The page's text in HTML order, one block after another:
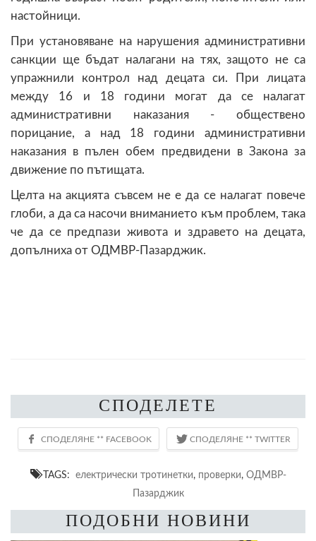
настойници.
При установяване на нарушения административни
санкции ще бъдат налагани на тях, защото не са
упражнили контрол над децата си. При лицата
между 16 и 18 години могат да се налагат
административни наказания - обществено
порицание, а над 18 години административни
наказания в пълен обем предвидени в Закона за
движение по пътищата.
Целта на акцията съвсем не е да се налагат повече
глоби, а да са насочи вниманието към проблем, така
че да се предпази живота и здравето на децата,
допълниха от ОДМВР-Пазарджик.
СПОДЕЛЕТЕ
TAGS: електрически тротинетки, проверки, ОДМВР-
Пазарджик
ПОДОБНИ НОВИНИ